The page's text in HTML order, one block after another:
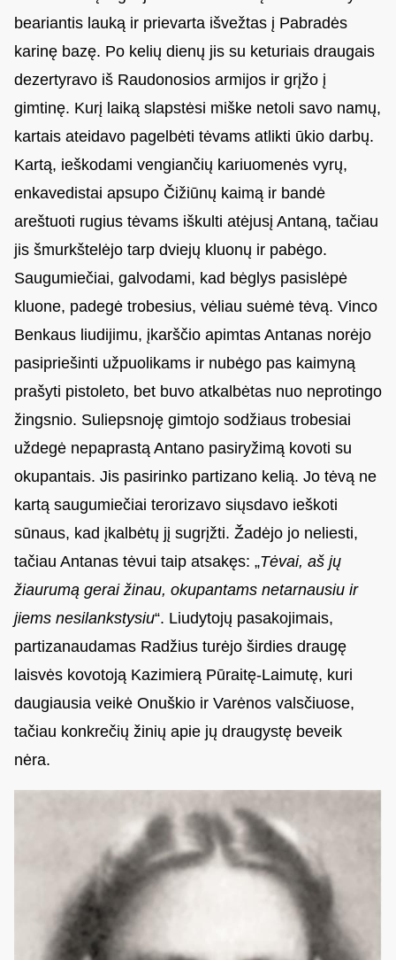
beariantis lauką ir prievarta išvežtas į Pabradės
karinę bazę. Po kelių dienų jis su keturiais draugais
dezertyravo iš Raudonosios armijos ir grįžo į
gimtinę. Kurį laiką slapstėsi miške netoli savo namų,
kartais ateidavo pagelbėti tėvams atlikti ūkio darbų.
Kartą, ieškodami vengiančių kariuomenės vyrų,
enkavedistai apsupo Čižiūnų kaimą ir bandė
areštuoti rugius tėvams iškulti atėjusį Antaną, tačiau
jis šmurkštelėjo tarp dviejų kluonų ir pabėgo.
Saugumiečiai, galvodami, kad bėglys pasislėpė
kluone, padegė trobesius, vėliau suėmė tėvą. Vinco
Benkaus liudijimu, įkarščio apimtas Antanas norėjo
pasipriešinti užpuolikams ir nubėgo pas kaimyną
prašyti pistoleto, bet buvo atkalbėtas nuo neprotingo
žingsnio. Suliepsnoję gimtojo sodžiaus trobesiai
uždegė nepaprastą Antano pasiryžimą kovoti su
okupantais. Jis pasirinko partizano kelią. Jo tėvą ne
kartą saugumiečiai terorizavo siųsdavo ieškoti
sūnaus, kad įkalbėtų jį sugrįžti. Žadėjo jo neliesti,
tačiau Antanas tėvui taip atsakęs: „Tėvai, aš jų
žiaurumą gerai žinau, okupantams netarnausiu ir
jiems nesilankstysiu“. Liudytojų pasakojimais,
partizanaudamas Radžius turėjo širdies draugę
laisvės kovotoją Kazimierą Pūraitę-Laimutę, kuri
daugiausia veikė Onuškio ir Varėnos valsčiuose,
tačiau konkrečių žinių apie jų draugystę beveik
nėra.